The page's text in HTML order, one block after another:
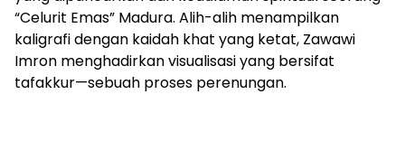
“Celurit Emas” Madura. Alih-alih menampilkan
kaligrafi dengan kaidah khat yang ketat, Zawawi
Imron menghadirkan visualisasi yang bersifat
tafakkur—sebuah proses perenungan.